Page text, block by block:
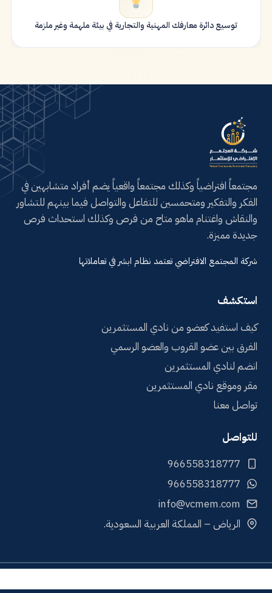
توسيع دائرة معارفك المهنية والتجارية في بيئة ملهمة وغير ملزمة
مجتمعاً افتراضياً وكذلك مجتمعاً واقعياً يضم أفراد متشابهين في
الفكر والتفكير ومتحمسين للتفاعل والتواصل فيما بينهم للتشاور
والنقاش واغتنام ماهو متاح من فرص وكذلك استحداث فرص
جديدة مميزة.
شركة المجتمع الافتراضي تعتمد نظام ابشر في تعاملاتها
استكشف
كيف استفيد كعضو من نادي المستثمرين
الفرق بين عضو القروب والعضو الرسمي
انضم لنادي المستثمرين
مقر وموقع نادي المستثمرين
تواصل معنا
للتواصل
info@vcmem.com
الرياض – المملكة العربية السعودية.